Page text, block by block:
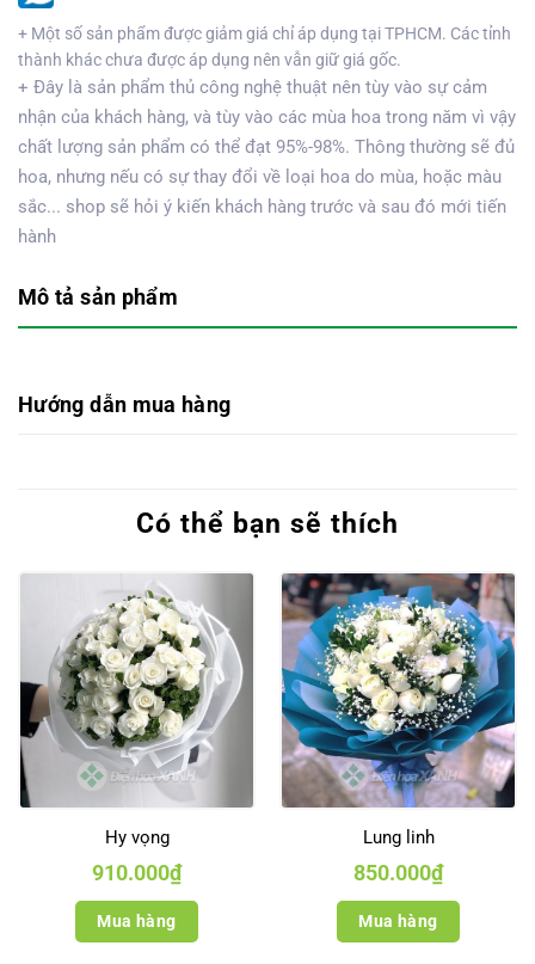
+ Một số sản phẩm được giảm giá chỉ áp dụng tại TPHCM. Các tỉnh
thành khác chưa được áp dụng nên vẫn giữ giá gốc.
+ Đây là sản phẩm thủ công nghệ thuật nên tùy vào sự cảm
nhận của khách hàng, và tùy vào các mùa hoa trong năm vì vậy
chất lượng sản phẩm có thể đạt 95%-98%. Thông thường sẽ đủ
hoa, nhưng nếu có sự thay đổi về loại hoa do mùa, hoặc màu
sắc... shop sẽ hỏi ý kiến khách hàng trước và sau đó mới tiến
hành
Mô tả sản phẩm
Hướng dẫn mua hàng
Có thể bạn sẽ thích
Hy vọng
910.000₫
Mua hàng
Lung linh
850.000₫
Mua hàng